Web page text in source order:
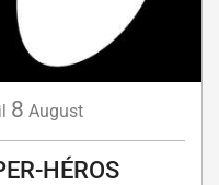
8 August
HÉROS